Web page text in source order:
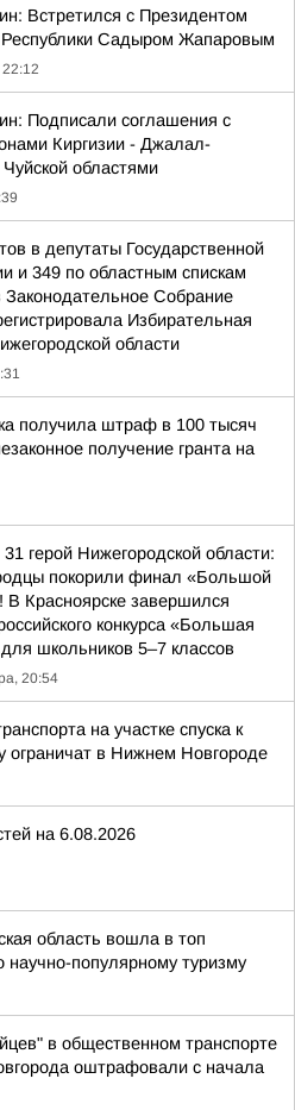
Встретился с Президентом
Республики Садыром Жапаровым
Подписали соглашения с
Киргизии - Джалал-
областями
в депутаты Государственной
и 349 по областным спискам
Собрание
Избирательная
области
получила штраф в 100 тысяч
получение гранта на
герой Нижегородской области:
покорили финал «Большой
В Красноярске завершился
конкурса «Большая
школьников 5–7 классов
20:54
на участке спуска к
ограничат в Нижнем Новгороде
на 6.08.2026
область вошла в топ
научно-популярному туризму
в общественном транспорте
оштрафовали с начала